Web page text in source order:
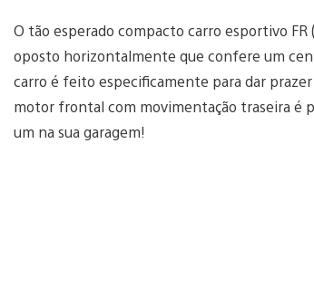
O tão esperado compacto carro esportivo
oposto horizontalmente que confere um
carro é feito especificamente para dar
motor frontal com movimentação traseira é
um na sua garagem!